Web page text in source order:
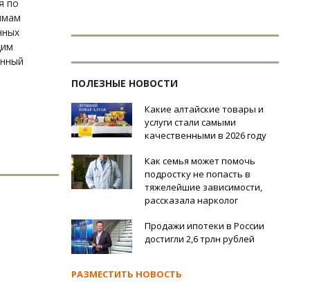
по
ПОЛЕЗНЫЕ НОВОСТИ
Какие алтайские товары и
услуги стали самыми
качественными в 2026 году
Как семья может помочь
подростку не попасть в
тяжелейшие зависимости,
рассказала нарколог
Продажи ипотеки в России
достигли 2,6 трлн рублей
РАЗМЕСТИТЬ НОВОСТЬ